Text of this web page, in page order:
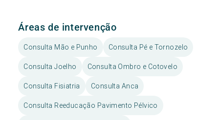
Áreas de intervenção
Consulta Mão e Punho Consulta Pé e Tornozelo
Consulta Joelho Consulta Ombro e Cotovelo
Consulta Fisiatria Consulta Anca
Consulta Reeducação Pavimento Pélvico